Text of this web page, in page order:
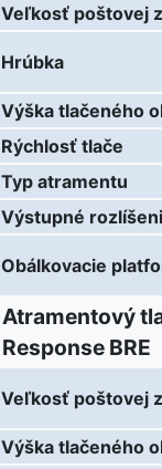
Veľkosť poštovej
Hrúbka
Výška tlačeného
Rýchlosť tlače
Typ atramentu
Výstupné
Obálkovacie
Atramentový
Response BRE
Veľkosť poštovej
Výška tlačeného